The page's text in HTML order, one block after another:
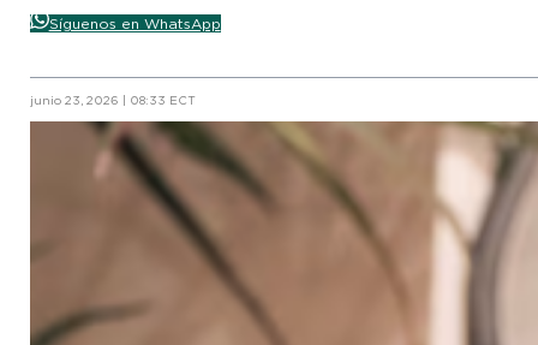
Síguenos en WhatsApp
junio 23, 2026 | 08:33 ECT